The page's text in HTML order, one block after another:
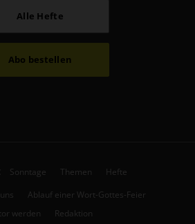
Alle Hefte
Abo bestellen
Sonntage Themen Hefte
Ablauf einer Wort-Gottes-Feier
werden
Redaktion